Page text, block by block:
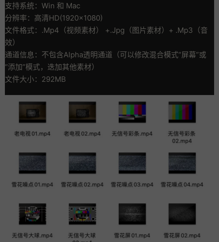
支持系统：Win 和 Mac
分辨率：高清HD(1920×1080)
文件格式：.Mp4（视频素材） +.Jpg（图片素材）+ .Mp3（音
效）
通道信息：不包含Alpha透明通道（可以修改混合模式“屏幕”或
“添加”模式，迭加其他素材）
文件大小：292MB